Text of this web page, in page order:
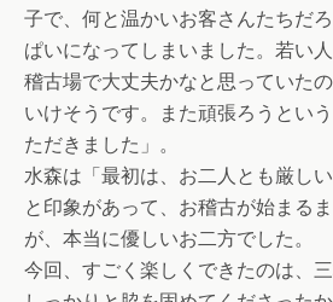
子で、何と温かいお客さんたちだ
ぱいになってしまいました。若い
稽古場で大丈夫かなと思っていた
いけそうです。また頑張ろうとい
ただきました」。
水森は「最初は、お二人とも厳し
と印象があって、お稽古が始まる
が、本当に優しいお二方でした。
今回、すごく楽しくできたのは、